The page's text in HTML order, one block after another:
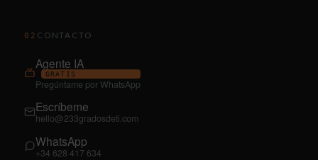
02 CONTACTO
Agente IA
GRATIS
Pregúntame por WhatsApp
Escríbeme
hello@233gradosdeti.com
WhatsApp
+34 628 417 634